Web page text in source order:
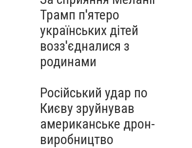
Трамп п'ятеро
українських дітей
возз'єдналися з
родинами
Російський удар по
Києву зруйнував
американське дрон-
виробництво